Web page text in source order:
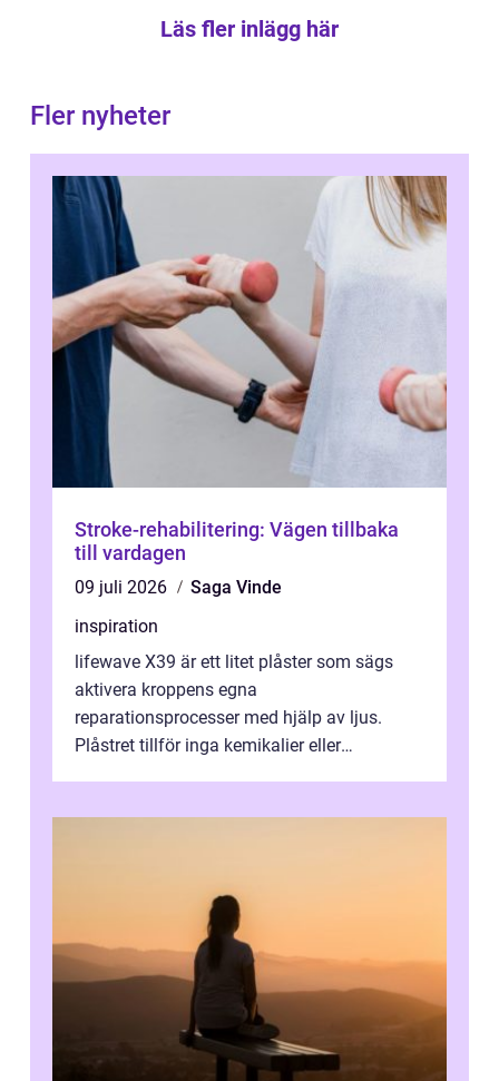
Läs fler inlägg här
Fler nyheter
Stroke-rehabilitering: Vägen tillbaka
till vardagen
09 juli 2026
Saga Vinde
inspiration
lifewave X39 är ett litet plåster som sägs
aktivera kroppens egna
reparationsprocesser med hjälp av ljus.
Plåstret tillför inga kemikalier eller